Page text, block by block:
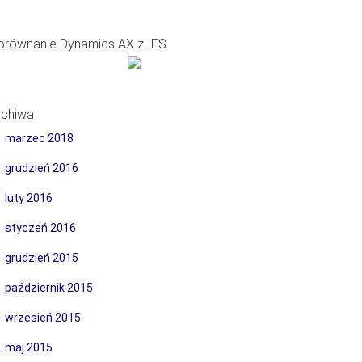
Dynamics AX z IFS
marzec 2018
grudzień 2016
luty 2016
styczeń 2016
grudzień 2015
październik 2015
wrzesień 2015
maj 2015